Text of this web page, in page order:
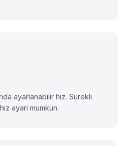
ayarlanabilir hiz. Surekli
ayari mumkun.